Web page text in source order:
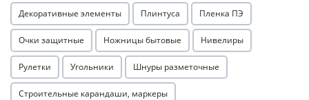
Декоративные элементы Плинтуса Пленка ПЭ
Очки защитные Ножницы бытовые Нивелиры
Рулетки Угольники Шнуры разметочные
Строительные карандаши, маркеры